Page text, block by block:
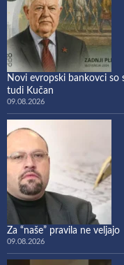
Novi evropski bankovci so
tudi Kučan
09.08.2026
Za “naše” pravila ne veljajo
09.08.2026